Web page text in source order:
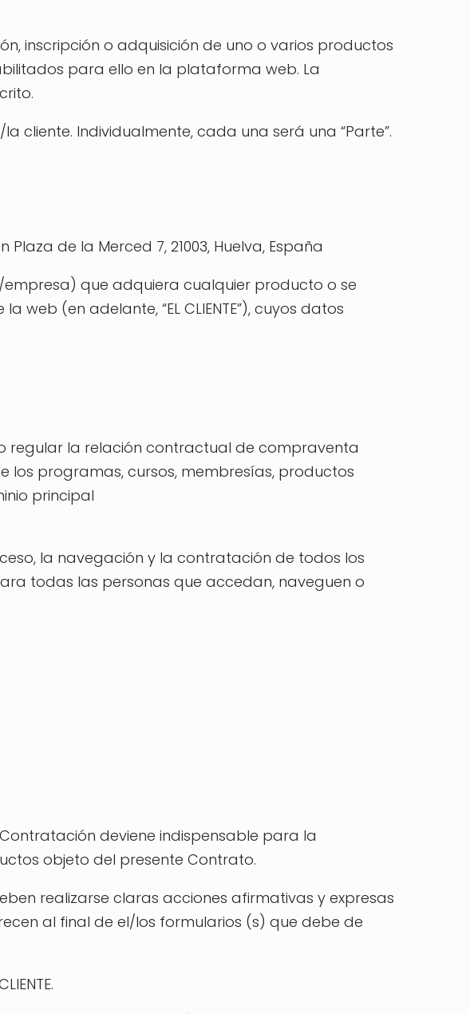
inscripción o adquisición de uno o varios productos
para ello en la plataforma web. La
cliente. Individualmente, cada una será una “Parte”.
Plaza de la Merced 7, 21003, Huelva, España
que adquiera cualquier producto o se
(en adelante, “EL CLIENTE”), cuyos datos
regular la relación contractual de compraventa
de los programas, cursos, membresías, productos
principal
la navegación y la contratación de todos los
todas las personas que accedan, naveguen o
deviene indispensable para la
objeto del presente Contrato.
realizarse claras acciones afirmativas y expresas
al final de el/los formularios (s) que debe de